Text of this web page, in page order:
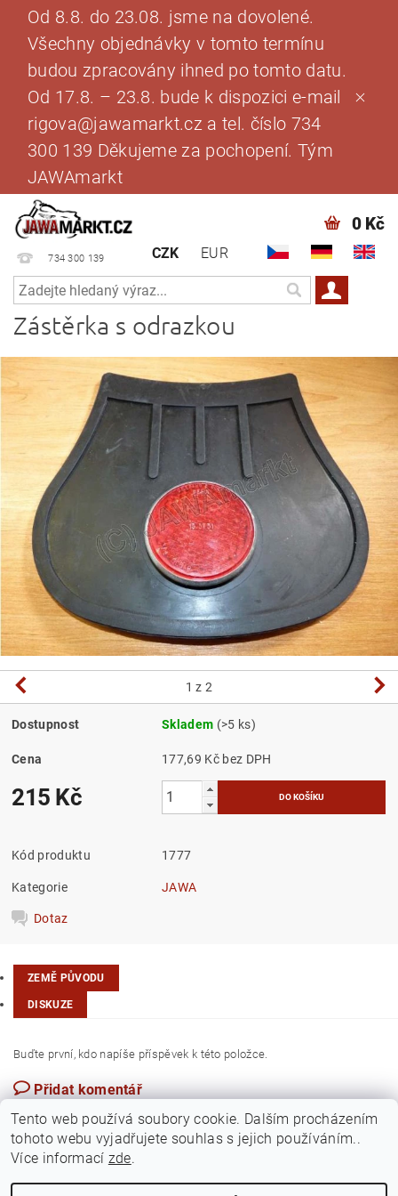
Od 8.8. do 23.08. jsme na dovolené.
Všechny objednávky v tomto termínu
budou zpracovány ihned po tomto datu.
Od 17.8. – 23.8. bude k dispozici e-mail
rigova@jawamarkt.cz a tel. číslo 734
300 139 Děkujeme za pochopení. Tým
JAWAmarkt
734 300 139 CZK EUR
0 Kč
Zástěrka s odrazkou
1 z 2
Dostupnost Skladem (>5 ks)
Cena 177,69 Kč bez DPH
215 Kč
Kód produktu 1777
Kategorie JAWA
Dotaz
ZEMĚ PŮVODU
DISKUZE
Buďte první, kdo napíše příspěvek k této položce.
Přidat komentář
Tento web používá soubory cookie. Dalším procházením
tohoto webu vyjadřujete souhlas s jejich používáním..
Více informací zde.